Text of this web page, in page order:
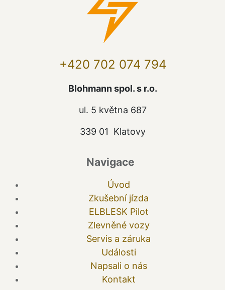
Blohmann spol. s r.o.
ul. 5 května 687
339 01 Klatovy
+420 702 074 794
Navigace
Úvod
Zkušební jízda
ELBLESK Pilot
Zlevněné vozy
Servis a záruka
Události
Napsali o nás
Kontakt